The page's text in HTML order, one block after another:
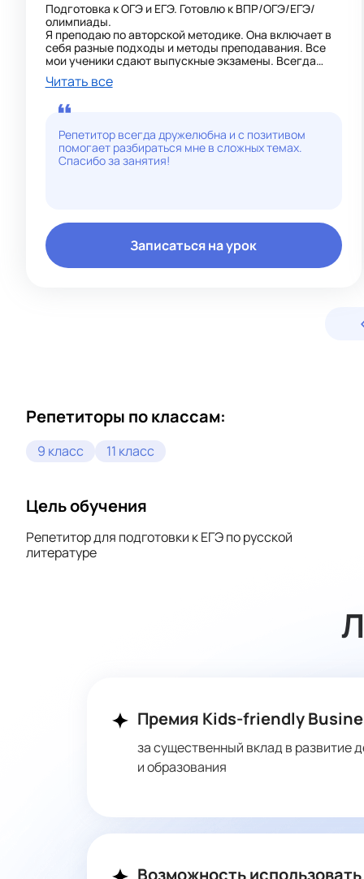
Подготовка к ОГЭ и ЕГЭ. Готовлю к ВПР/ОГЭ/ЕГЭ/
олимпиады.
Я преподаю по авторской методике. Она включает в
себя разные подходы и методы преподавания. Все
мои ученики сдают выпускные экзамены. Всегда
настраиваю на позитивное мышление, мотивирую на
успех. Индивидуальный подход к каждому!
Читать все
Репетитор всегда дружелюбна и с позитивом
помогает разбираться мне в сложных темах.
Спасибо за занятия!
Записаться на урок
Репетиторы по классам:
9 класс 11 класс
Цель обучения
Репетитор для подготовки к ЕГЭ по русской
литературе
Премия Kids-friendly
за существенный вклад в развитие
и образования
Возможность